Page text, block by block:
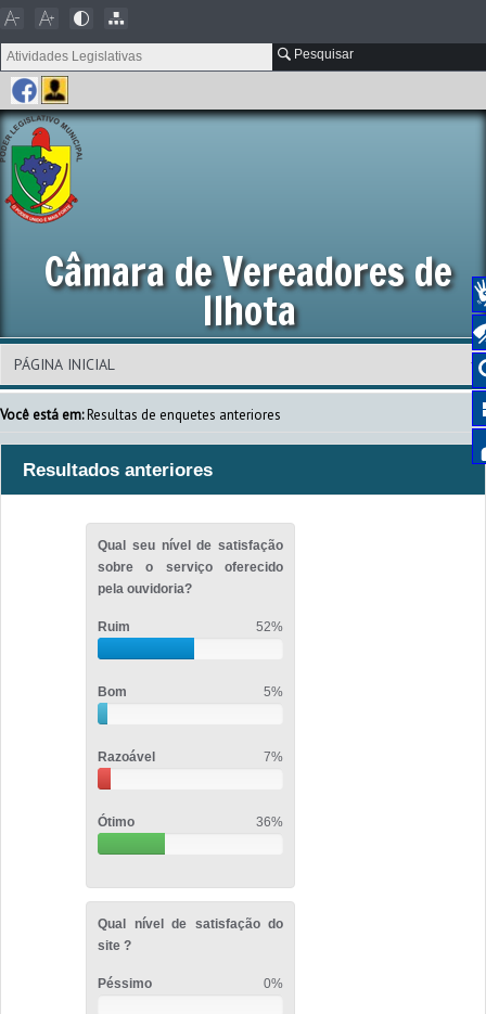
Pesquisar
Câmara de Vereadores de
Ilhota
Você está em:Resultas de enquetes anteriores
Resultados anteriores
Qual seu nível de satisfação
sobre o serviço oferecido
pela ouvidoria?
Ruim 52%
Bom 5%
Razoável 7%
Ótimo 36%
Qual nível de satisfação do
site ?
Péssimo 0%